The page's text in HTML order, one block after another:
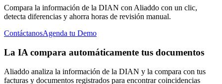
Compara la información de la DIAN con Aliaddo con un clic,
detecta diferencias y ahorra horas de revisión manual.
ContáctanosAgenda tu Demo
La IA compara automáticamente tus documentos
Aliaddo analiza la información de la DIAN y la compara con tus
facturas y documentos registrados para encontrar coincidencias